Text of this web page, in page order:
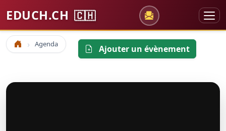
EDUCH.CH 🇨🇭
Accueil Agenda Ajouter un évènement